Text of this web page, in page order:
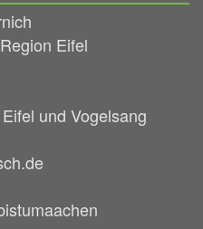
Eifel
und Vogelsang